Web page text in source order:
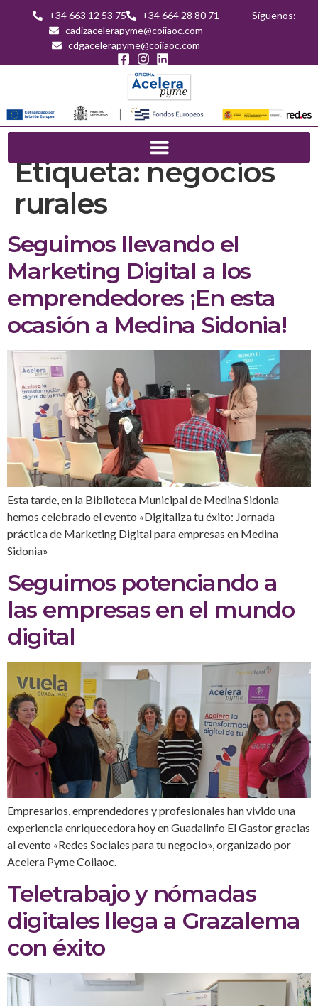
+34 663 12 53 75
+34 664 28 80 71
cadizacelerapyme@coiiaoc.com
cdgacelerapyme@coiiaoc.com
Síguenos:
Etiqueta:negocios
rurales
Seguimos llevando el
Marketing Digital a los
emprendedores ¡En esta
ocasión a Medina Sidonia!
Esta tarde, en la Biblioteca Municipal de Medina Sidonia
hemos celebrado el evento «Digitaliza tu éxito: Jornada
práctica de Marketing Digital para empresas en Medina
Sidonia»
Seguimos potenciando a
las empresas en el mundo
digital
Empresarios, emprendedores y profesionales han vivido una
experiencia enriquecedora hoy en Guadalinfo El Gastor gracias
al evento «Redes Sociales para tu negocio», organizado por
Acelera Pyme Coiiaoc.
Teletrabajo y nómadas
digitales llega a Grazalema
con éxito